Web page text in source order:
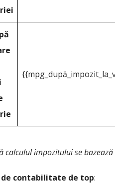
calculul impozitului se
contabilitate de top: